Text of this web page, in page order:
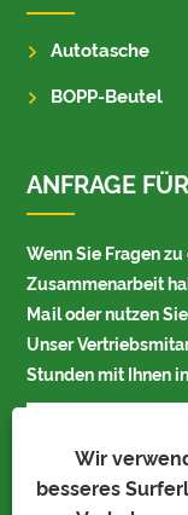
Wir
besseres
Autotasche
BOPP-Beutel
ANFRAGE
Wenn Sie Fragen
Zusammenarbeit
Mail oder nutzen
Unser
Stunden mit Ihnen